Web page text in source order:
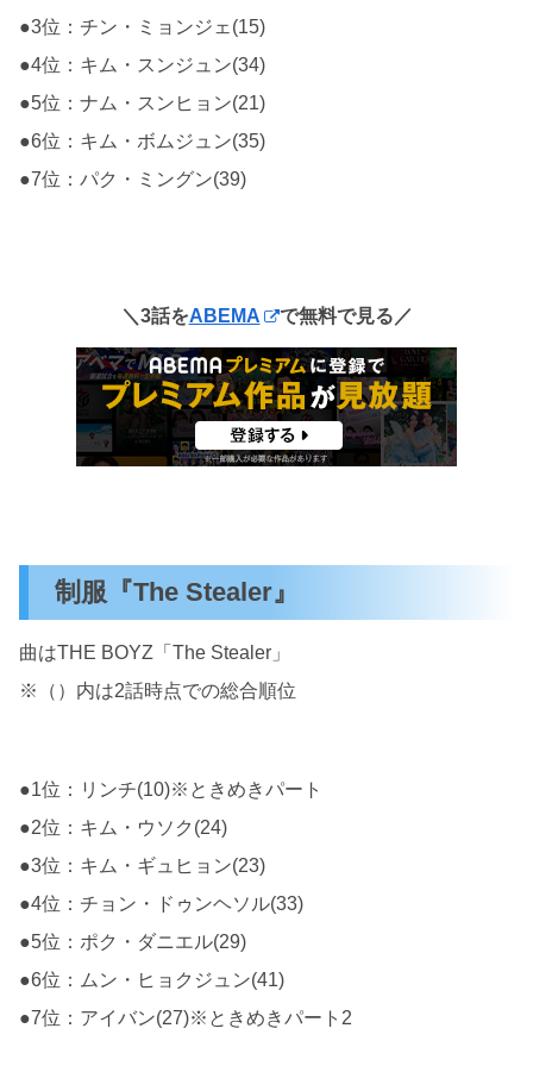
●3位：チン・ミョンジェ(15)
●4位：キム・スンジュン(34)
●5位：ナム・スンヒョン(21)
●6位：キム・ボムジュン(35)
●7位：パク・ミングン(39)
＼3話をABEMA で無料で見る／
制服『The Stealer』
曲はTHE BOYZ「The Stealer」
※（）内は2話時点での総合順位
●1位：リンチ(10)※ときめきパート
●2位：キム・ウソク(24)
●3位：キム・ギュヒョン(23)
●4位：チョン・ドゥンヘソル(33)
●5位：ポク・ダニエル(29)
●6位：ムン・ヒョクジュン(41)
●7位：アイバン(27)※ときめきパート2